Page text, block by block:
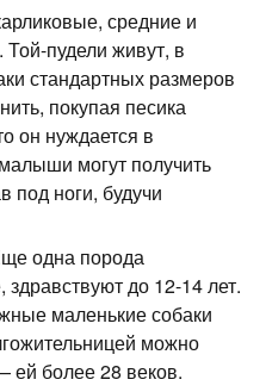
средние и
пудели живут, в
стандартных размеров
покупая песика
он нуждается в
могут получить
под ноги, будучи
одна порода
здравствуют до 12-14 лет.
маленькие собаки
можно
ей более 28 веков.